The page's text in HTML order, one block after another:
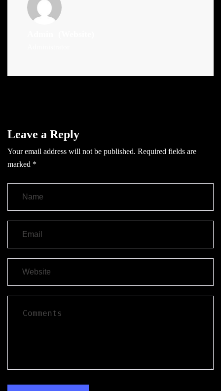
Leave a Reply
Your email address will not be published. Required fields are
marked *